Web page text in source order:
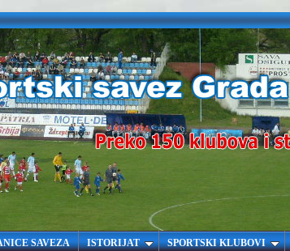
SAVEZA ISTORIJAT SPORTSKI KLUBOVI